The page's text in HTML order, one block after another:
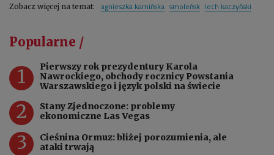
Zobacz więcej na temat: agnieszka kamińska smoleńsk lech kaczyński
Popularne /
1
Pierwszy rok prezydentury Karola
Nawrockiego, obchody rocznicy Powstania
Warszawskiego i język polski na świecie
2
Stany Zjednoczone: problemy
ekonomiczne Las Vegas
3
Cieśnina Ormuz: bliżej porozumienia, ale
ataki trwają